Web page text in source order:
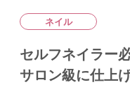
ネイル
セルフネイラー
サロン級に仕上